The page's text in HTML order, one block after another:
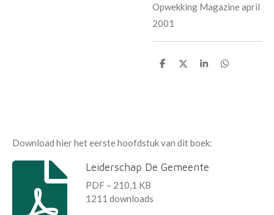
Opwekking Magazine april
2001
D
D
S
D
Download hier het eerste hoofdstuk van dit boek:
Leiderschap De Gemeente
PDF – 210,1 KB
1211 downloads